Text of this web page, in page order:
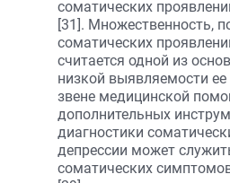
соматических
[31]. Множественность,
соматических
считается одной из
низкой выявляемости
звене медицинской
дополнительных
диагностики
депрессии может
соматических